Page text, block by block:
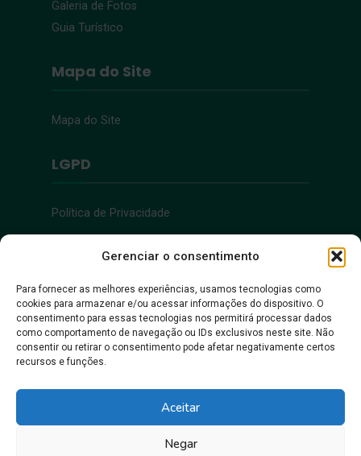
Gerenciar o consentimento
Para fornecer as melhores experiências, usamos tecnologias como
cookies para armazenar e/ou acessar informações do dispositivo. O
consentimento para essas tecnologias nos permitirá processar dados
como comportamento de navegação ou IDs exclusivos neste site. Não
consentir ou retirar o consentimento pode afetar negativamente certos
recursos e funções.
Aceitar
Negar
Galeria de Fotos
Guia Turístico
Mapa do Site
Mapa do Site
LGPD
Política de Privacidade
Acessibilidade
Acessibilidade